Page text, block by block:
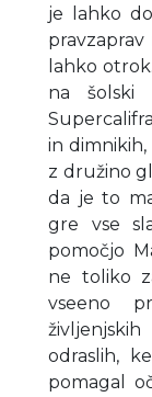
je lahko
lahko
na šolski
in
z družino
da je to
gre vse
pomočjo
ne toliko
vseeno
odraslih,
pomagal